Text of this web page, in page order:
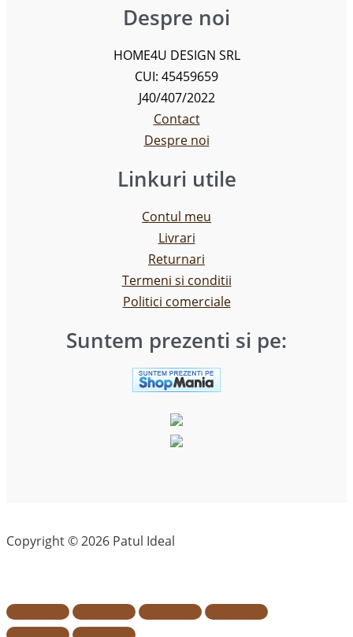
Despre noi
HOME4U DESIGN SRL
CUI: 45459659
J40/407/2022
Contact
Despre noi
Linkuri utile
Contul meu
Livrari
Returnari
Termeni si conditii
Politici comerciale
Suntem prezenti si pe:
Copyright © 2026 Patul Ideal